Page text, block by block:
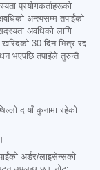
प्रयोगकर्ताहरूको
अन्त्यसम्म तपाईंको
अवधिको लागि
30 दिन भित्र रद्द
भएपछि तपाईंले तुरुन्तै
दायाँ कुनामा रहेको
अर्डर/लाइसेन्सको